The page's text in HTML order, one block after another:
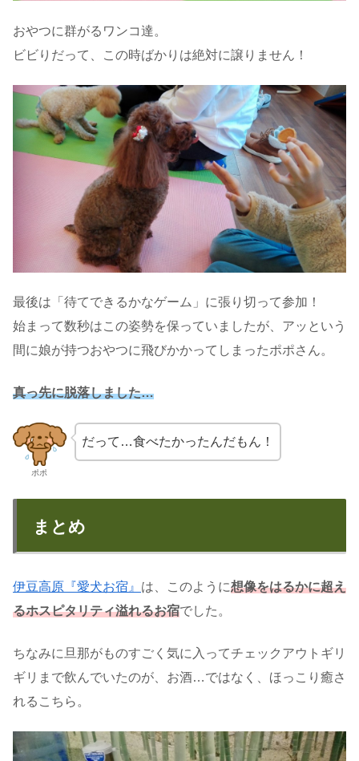
おやつに群がるワンコ達。
ビビりだって、この時ばかりは絶対に譲りません！
最後は「待てできるかなゲーム」に張り切って参加！
始まって数秒はこの姿勢を保っていましたが、アッという
間に娘が持つおやつに飛びかかってしまったポポさん。
真っ先に脱落しました…
ポポ
だって…食べたかったんだもん！
まとめ
伊豆高原『愛犬お宿』 は、このように想像をはるかに超え
るホスピタリティ溢れるお宿でした。
ちなみに旦那がものすごく気に入ってチェックアウトギリ
ギリまで飲んでいたのが、お酒…ではなく、ほっこり癒さ
れるこちら。